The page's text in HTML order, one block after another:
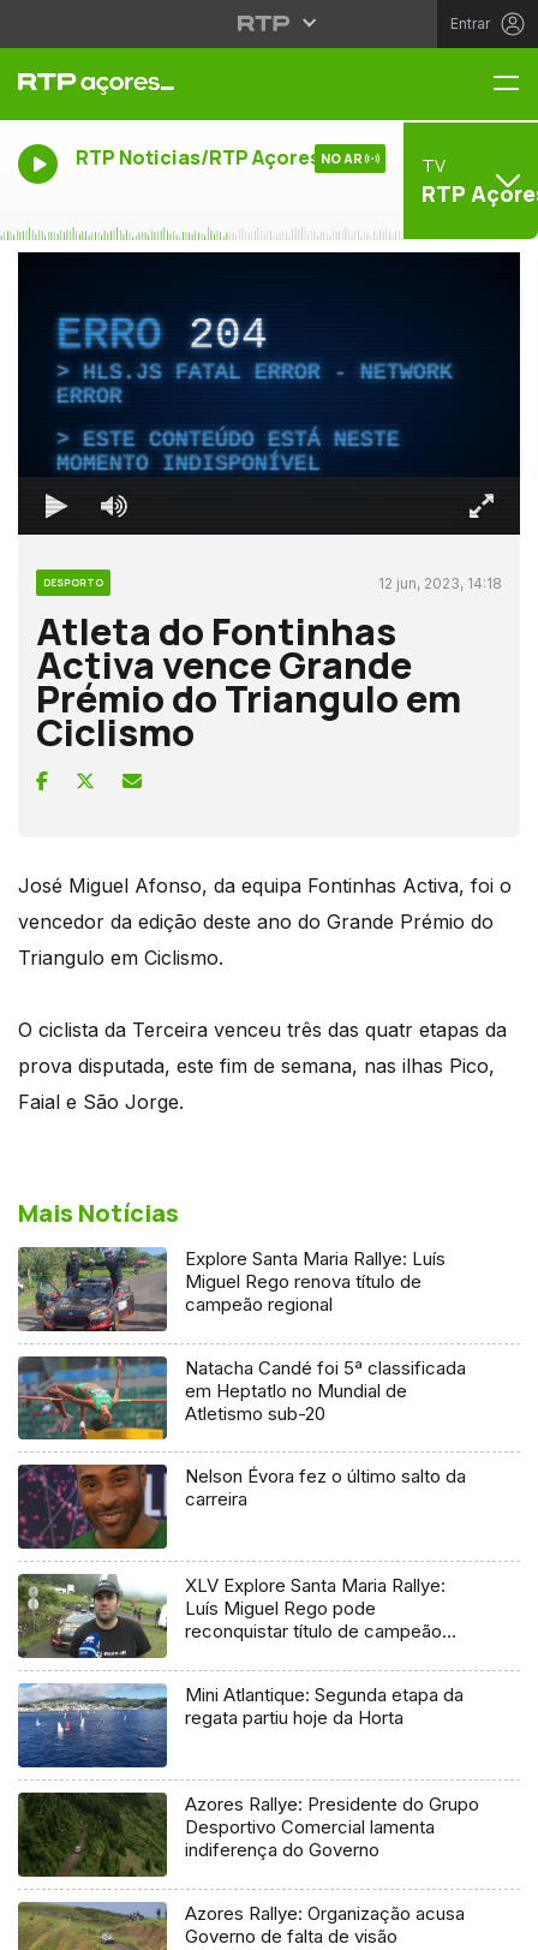
Entrar
RTP Noticias/RTP Açores NO AR TV
RTP
ERRO204
HLS.JS FATAL ERROR - NETWORK
ERROR
ESTE CONTEÚDO ESTÁ NESTE
MOMENTO INDISPONÍVEL
DESPORTO 12 jun, 2023, 14:18
Atleta do Fontinhas
Activa vence Grande
Prémio do Triangulo em
Ciclismo
José Miguel Afonso, da equipa Fontinhas Activa, foi o
vencedor da edição deste ano do Grande Prémio do
Triangulo em Ciclismo.
O ciclista da Terceira venceu três das quatr etapas da
prova disputada, este fim de semana, nas ilhas Pico,
Faial e São Jorge.
Mais Notícias
Explore Santa Maria Rallye: Luís
Miguel Rego renova título de
campeão regional
Natacha Candé foi 5ª classificada
em Heptatlo no Mundial de
Atletismo sub-20
Nelson Évora fez o último salto da
carreira
XLV Explore Santa Maria Rallye:
Luís Miguel Rego pode
reconquistar título de campeão
Mini Atlantique: Segunda etapa da
regata partiu hoje da Horta
Azores Rallye: Presidente do Grupo
Desportivo Comercial lamenta
indiferença do Governo
Azores Rallye: Organização acusa
Governo de falta de visão